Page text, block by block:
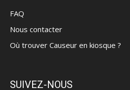
FAQ
Nous contacter
Où trouver Causeur en kiosque ?
SUIVEZ-NOUS